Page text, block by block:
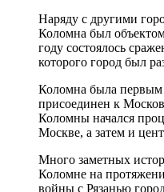
Наряду с другими
Коломна был
году состоялось
которого город был
Коломна была
присоединен к
Коломны начался
Москве, а затем и
Много заметных
Коломне на
войны с Рязанью